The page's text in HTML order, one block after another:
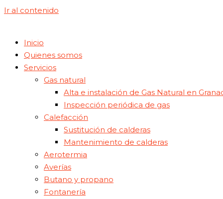
Ir al contenido
Inicio
Quienes somos
Servicios
Gas natural
Alta e instalación de Gas Natural en
Inspección periódica de gas
Calefacción
Sustitución de calderas
Mantenimiento de calderas
Aerotermia
Averías
Butano y propano
Fontanería